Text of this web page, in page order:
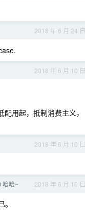
2018 年 6 月 24 日
2018 年 6 月 10 日
用起，抵制消费主义，
2018 年 6 月 10 日
2018 年 6 月 10 日
哈哈~